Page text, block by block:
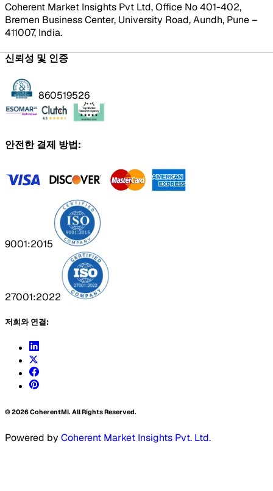
Coherent Market Insights Pvt Ltd, Office No 401-402,
Bremen Business Center, University Road, Aundh, Pune –
411007, India.
신뢰성 및 인증
860519526
안전한 결제 방법:
9001:2015
27001:2022
저희와 연결:
©2026CoherentMI. All Rights Reserved.
Powered by Coherent Market Insights Pvt. Ltd.